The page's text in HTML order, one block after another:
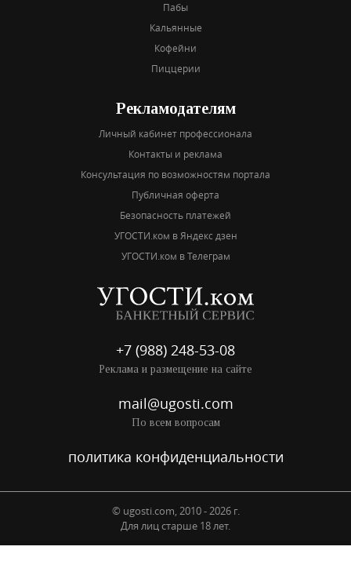
Пабы
Кальянные
Кофейни
Пиццерии
Рекламодателям
Личный кабинет профессионала
Контакты и реклама
Консультация по возможностям портала
Публичная оферта
Безопасность платежей
УГОСТИ.ком в Яндекс дзен
УГОСТИ.ком в Телеграм
+7 (988) 248-53-08
Реклама и размещение на сайте
mail@ugosti.com
По всем вопросам
политика конфиденциальности
© ugosti.com, 2010 - 2026 г.
Для лиц старше 18 лет.